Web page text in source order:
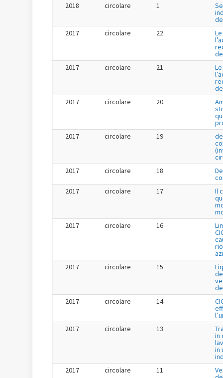
2018
circolare 1
2017
circolare 22
2017
circolare 21
2017
circolare 20
2017
circolare 19
2017
circolare 18
2017
circolare 17 Il
2017
circolare 16
2017
circolare 15
2017
circolare 14
2017
circolare 13
in
in
2017
circolare 11